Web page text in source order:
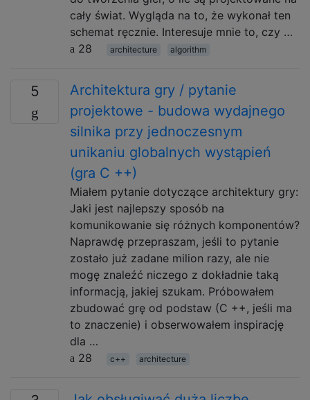
cały świat. Wygląda na to, że wykonał ten
schemat ręcznie. Interesuje mnie to, czy …
28
architecture algorithm
5
Architektura gry / pytanie
projektowe - budowa wydajnego
silnika przy jednoczesnym
unikaniu globalnych wystąpień
(gra C ++)
Miałem pytanie dotyczące architektury gry:
Jaki jest najlepszy sposób na
komunikowanie się różnych komponentów?
Naprawdę przepraszam, jeśli to pytanie
zostało już zadane milion razy, ale nie
mogę znaleźć niczego z dokładnie taką
informacją, jakiej szukam. Próbowałem
zbudować grę od podstaw (C ++, jeśli ma
to znaczenie) i obserwowałem inspirację
dla …
28
c++ architecture